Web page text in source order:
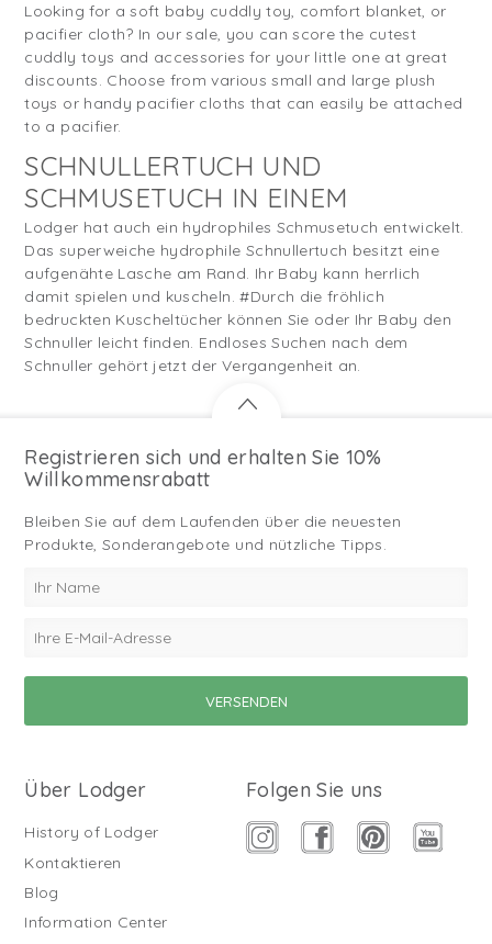
Looking for a soft baby cuddly toy, comfort blanket, or
pacifier cloth? In our sale, you can score the cutest
cuddly toys and accessories for your little one at great
discounts. Choose from various small and large plush
toys or handy pacifier cloths that can easily be attached
to a pacifier.
SCHNULLERTUCH UND
SCHMUSETUCH IN EINEM
Lodger hat auch ein hydrophiles Schmusetuch entwickelt.
Das superweiche hydrophile Schnullertuch besitzt eine
aufgenähte Lasche am Rand. Ihr Baby kann herrlich
damit spielen und kuscheln. #Durch die fröhlich
bedruckten Kuscheltücher können Sie oder Ihr Baby den
Schnuller leicht finden. Endloses Suchen nach dem
Schnuller gehört jetzt der Vergangenheit an.
Registrieren sich und erhalten Sie 10%
Willkommensrabatt
Bleiben Sie auf dem Laufenden über die neuesten
Produkte, Sonderangebote und nützliche Tipps.
Über Lodger
History of Lodger
Kontaktieren
Blog
Information Center
Folgen Sie uns